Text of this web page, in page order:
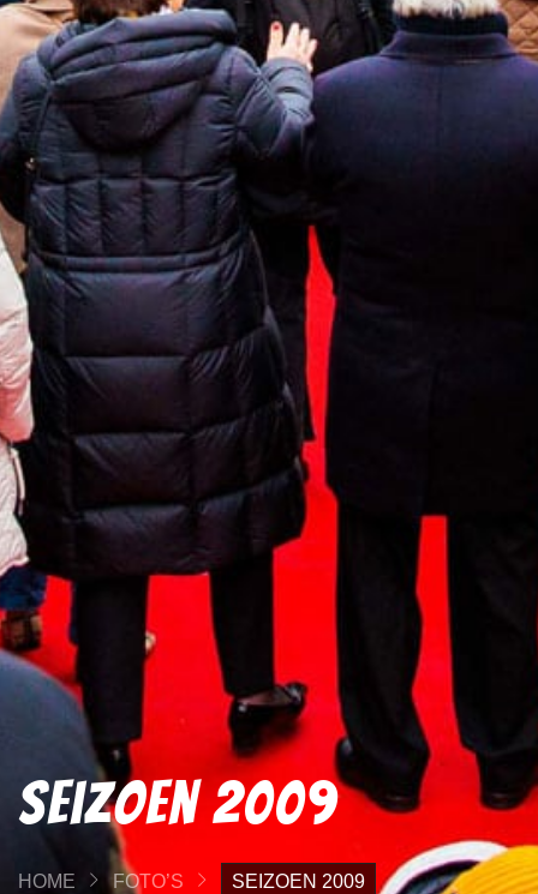
Seizoen 2009
HOME FOTO’S SEIZOEN 2009